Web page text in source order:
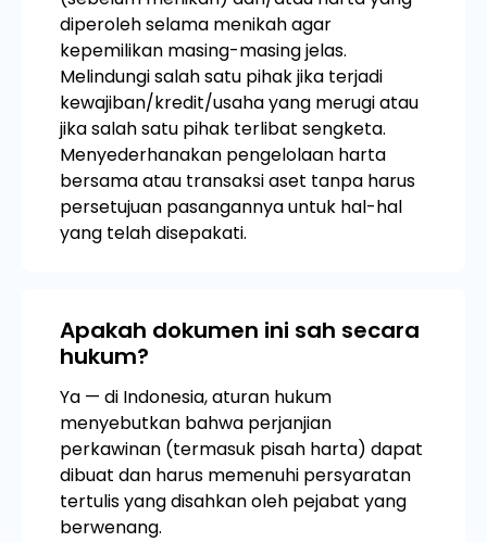
diperoleh selama menikah agar
kepemilikan masing-masing jelas.
Melindungi salah satu pihak jika terjadi
kewajiban/kredit/usaha yang merugi atau
jika salah satu pihak terlibat sengketa.
Menyederhanakan pengelolaan harta
bersama atau transaksi aset tanpa harus
persetujuan pasangannya untuk hal-hal
yang telah disepakati.
Apakah dokumen ini sah secara
hukum?
Ya — di Indonesia, aturan hukum
menyebutkan bahwa perjanjian
perkawinan (termasuk pisah harta) dapat
dibuat dan harus memenuhi persyaratan
tertulis yang disahkan oleh pejabat yang
berwenang.